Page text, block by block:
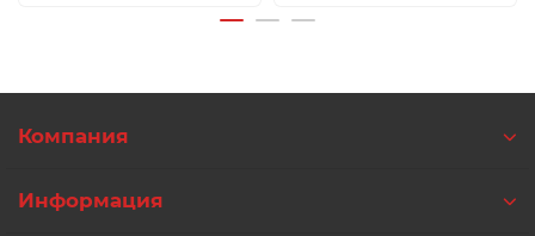
Компания
Информация